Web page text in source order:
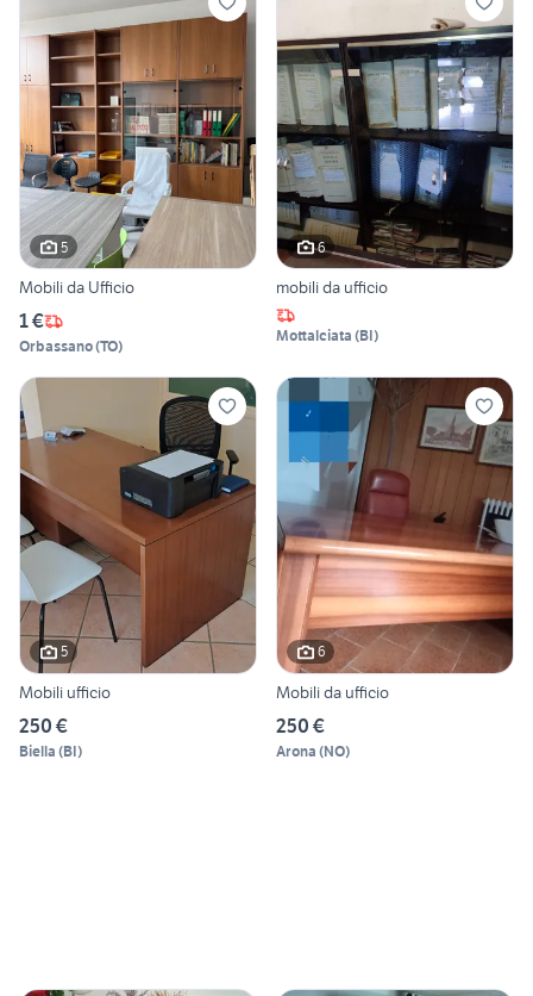
5
Mobili da Ufficio
1 €
Orbassano(TO)
6
mobili da ufficio
Mottalciata (BI)
5
Mobili ufficio
250 €
Biella (BI)
6
Mobili da ufficio
250 €
Arona (NO)